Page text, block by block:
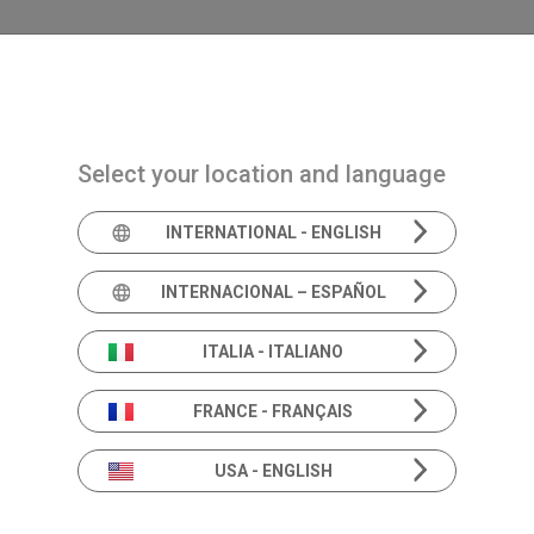
productos
Más allá de las especificaciones.
Select your location and language
INTERNATIONAL - ENGLISH
INTERNACIONAL – ESPAÑOL
ITALIA - ITALIANO
FRANCE - FRANÇAIS
USA - ENGLISH